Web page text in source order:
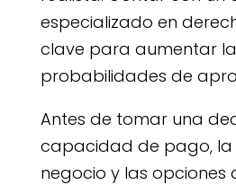
especializado en
clave para aumentar
probabilidades de
Antes de tomar una
capacidad de pago, la
negocio y las opciones